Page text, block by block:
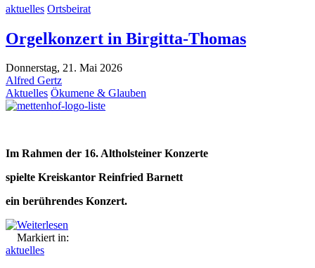
aktuelles Ortsbeirat
Orgelkonzert in Birgitta-Thomas
Donnerstag, 21. Mai 2026
Alfred Gertz
Aktuelles Ökumene & Glauben
Im Rahmen der 16. Altholsteiner Konzerte
spielte Kreiskantor Reinfried Barnett
ein berührendes Konzert.
Weiterlesen
Markiert in:
aktuelles